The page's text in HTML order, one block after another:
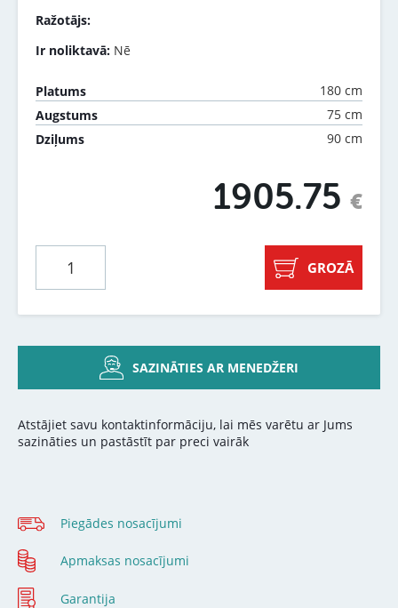
Ražotājs:
Ir noliktavā: Nē
Platums
180 cm
Augstums
75 cm
Dziļums
90 cm
1905.75 €
GROZĀ
SAZINĀTIES AR MENEDŽERI
Atstājiet savu kontaktinformāciju, lai mēs varētu ar Jums
sazināties un pastāstīt par preci vairāk
Piegādes nosacījumi
Apmaksas nosacījumi
Garantija